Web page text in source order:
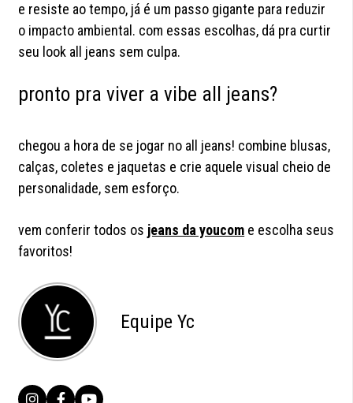
e resiste ao tempo, já é um passo gigante para reduzir
o impacto ambiental. com essas escolhas, dá pra curtir
seu look all jeans sem culpa.
pronto pra viver a vibe all jeans?
chegou a hora de se jogar no all jeans! combine blusas,
calças, coletes e jaquetas e crie aquele visual cheio de
personalidade, sem esforço.
vem conferir todos os jeans da youcom e escolha seus
favoritos!
Equipe Yc